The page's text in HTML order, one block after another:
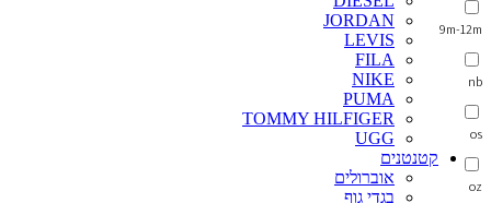
9m-12m
nb
os
oz
JORDAN
LEVIS
FILA
NIKE
PUMA
TOMMY HILFIGER
UGG
קטנטנים
אוברולים
בגדי גוף